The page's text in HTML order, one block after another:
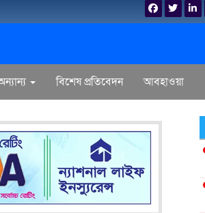
বিশেষ প্রতিবেদন আবহাওয়া